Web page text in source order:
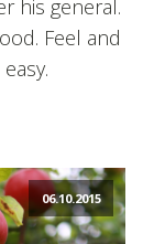
his general.
Feel and
06.10.2015